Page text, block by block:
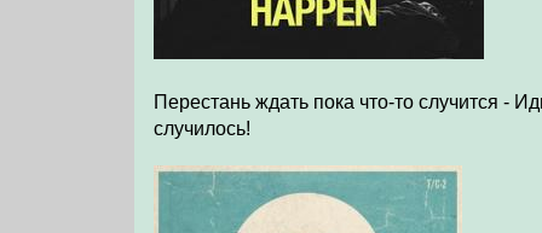
Перестань ждать пока что-то случится -
случилось!